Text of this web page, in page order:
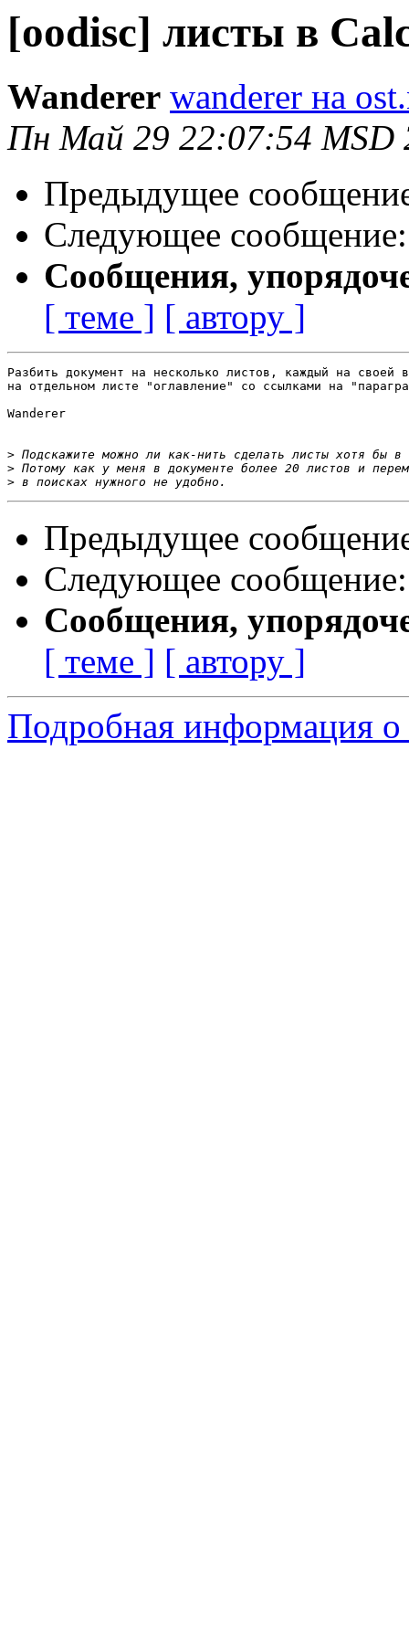
[oodisc] листы в
Wanderer wanderer на
Пн Май 29 22:07:54 MSD
Предыдущее
Следующее
Сообщения,
[ теме ] [ автору ]
Разбить документ на несколько листов, каждый на своей
на отдельном листе "оглавление" со ссылками на
Wanderer
>
>
>
Предыдущее
Следующее
Сообщения,
[ теме ] [ автору ]
Подробная информация о